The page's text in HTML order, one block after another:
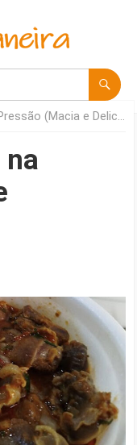
(Macia e Deliciosa)
na